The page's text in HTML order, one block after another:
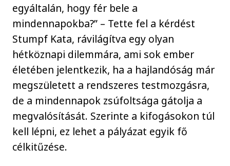
egyáltalán, hogy fér bele a
mindennapokba?” – Tette fel a kérdést
Stumpf Kata, rávilágítva egy olyan
hétköznapi dilemmára, ami sok ember
életében jelentkezik, ha a hajlandóság már
megszületett a rendszeres testmozgásra,
de a mindennapok zsúfoltsága gátolja a
megvalósítását. Szerinte a kifogásokon túl
kell lépni, ez lehet a pályázat egyik fő
célkitűzése.